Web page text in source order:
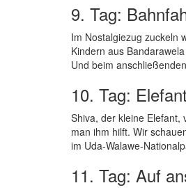
9. Tag:
Im Nostalgiezug zuckeln
Kindern aus
Und beim
10. Tag:
Shiva, der kleine Elefant,
man ihm hilft. Wir
im Uda-Walawe-
11. Tag: Auf